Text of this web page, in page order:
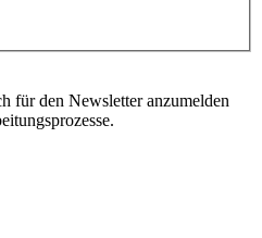
für den Newsletter anzumelden